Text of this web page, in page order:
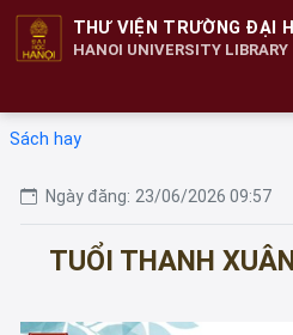
THƯ VIỆN TRƯỜNG ĐẠI
HANOI UNIVERSITY LIBRARY
Sách hay
Ngày đăng: 23/06/2026 09:57
TUỔI THANH